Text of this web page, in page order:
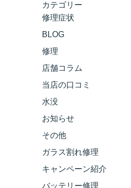
カテゴリー
修理症状
BLOG
修理
店舗コラム
当店の口コミ
水没
お知らせ
その他
ガラス割れ修理
キャンペーン紹介
バッテリー修理